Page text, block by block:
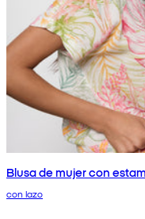
Blusa de mujer con
con lazo